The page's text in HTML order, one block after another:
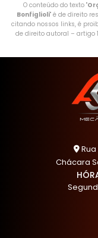
O conteúdo do texto "
Bonfiglioli" é de direito
citando nossos links, é
de direito autoral – artigo
Rua
Chácara